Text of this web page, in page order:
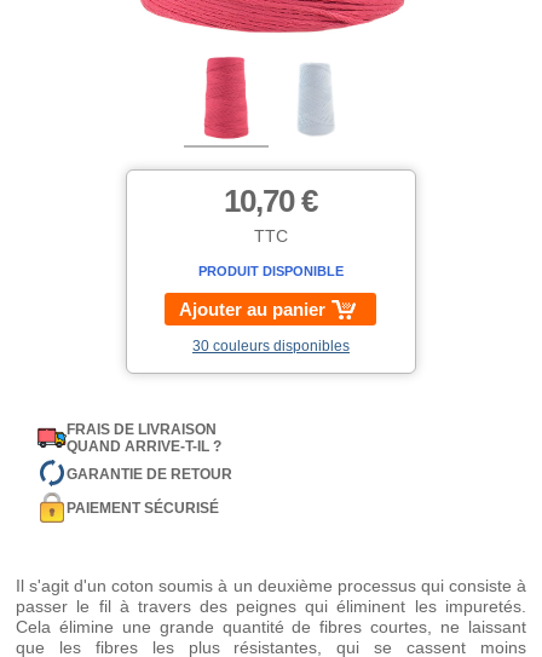
10,70 €
TTC
PRODUIT DISPONIBLE
Ajouter au panier
30 couleurs disponibles
FRAIS DE LIVRAISON
QUAND ARRIVE-T-IL ?
GARANTIE DE RETOUR
PAIEMENT SÉCURISÉ
Il s'agit d'un coton soumis à un deuxième processus qui consiste à
passer le fil à travers des peignes qui éliminent les impuretés.
Cela élimine une grande quantité de fibres courtes, ne laissant
que les fibres les plus résistantes, qui se cassent moins